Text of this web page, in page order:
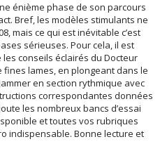
énième phase de son parcours
Bref, les modèles stimulants ne
mais ce qui est inévitable c’est
sérieuses. Pour cela, il est
conseils éclairés du Docteur
fines lames, en plongeant dans le
en section rythmique avec
correspondantes données
les nombreux bancs d’essai
et toutes vos rubriques
indispensable. Bonne lecture et